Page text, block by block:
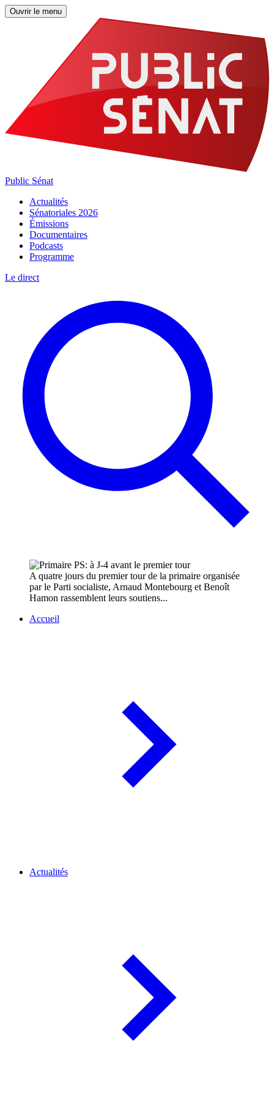
Ouvrir le menu
Public Sénat
Actualités
Sénatoriales 2026
Émissions
Documentaires
Podcasts
Programme
Le direct
A quatre jours du premier tour de la primaire organisée
par le Parti socialiste, Arnaud Montebourg et Benoît
Hamon rassemblent leurs soutiens...
Accueil
Actualités